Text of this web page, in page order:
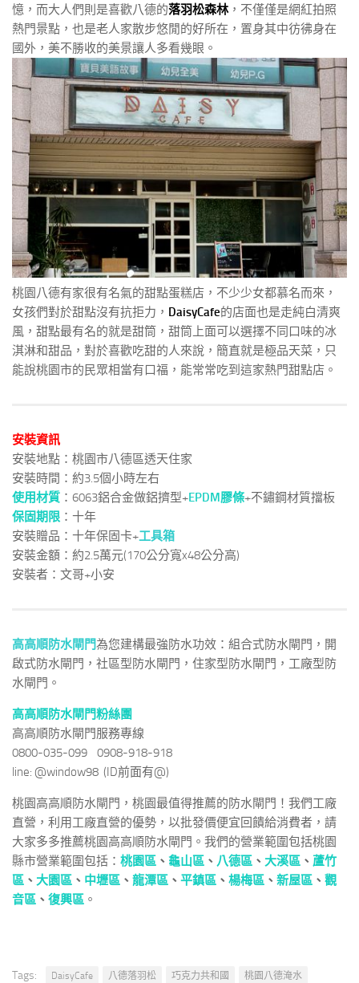
憶，而大人們則是喜歡八德的落羽松森林 ，不僅僅是網紅拍照
熱門景點，也是老人家散步悠閒的好所在，置身其中彷彿身在
國外，美不勝收的美景讓人多看幾眼。
桃園八德有家很有名氣的甜點蛋糕店，不少少女都慕名而來，
女孩們對於甜點沒有抗拒力， DaisyCafe的店面也是走純白清爽
風，甜點最有名的就是甜筒，甜筒上面可以選擇不同口味的冰
淇淋和甜品，對於喜歡吃甜的人來說，簡直就是極品天菜，只
能說桃園市的民眾相當有口福，能常常吃到這家熱門甜點店。
安裝資訊
安裝地點：桃園市八德區透天住家
安裝時間：約3.5個小時左右
使用材質 ：6063鋁合金做鋁擠型+EPDM膠條+不鏽鋼材質擋板
保固期限 ：十年
安裝贈品：十年保固卡+工具箱
安裝金額：約2.5萬元(170公分寬x48公分高)
安裝者：文哥+小安
高高順防水閘門為您建構最強防水功效：組合式防水閘門，開
啟式防水閘門，社區型防水閘門，住家型防水閘門，工廠型防
水閘門。
高高順防水閘門粉絲團
高高順防水閘門服務專線
0800-035-099 0908-918-918
line: @window98 (ID前面有@)
桃園高高順防水閘門，桃園最值得推薦的防水閘門！我們工廠
直營，利用工廠直營的優勢，以批發價便宜回饋給消費者，請
大家多多推薦桃園高高順防水閘門。我們的營業範圍包括桃園
縣市營業範圍包括： 桃園區 、 龜山區 、 八德區 、 大溪區 、 蘆竹
區 、 大園區 、 中壢區 、 龍潭區 、 平鎮區 、 楊梅區 、 新屋區 、 觀
音區 、 復興區 。
Tags: DaisyCafe 八德落羽松 巧克力共和國
桃園八德淹水